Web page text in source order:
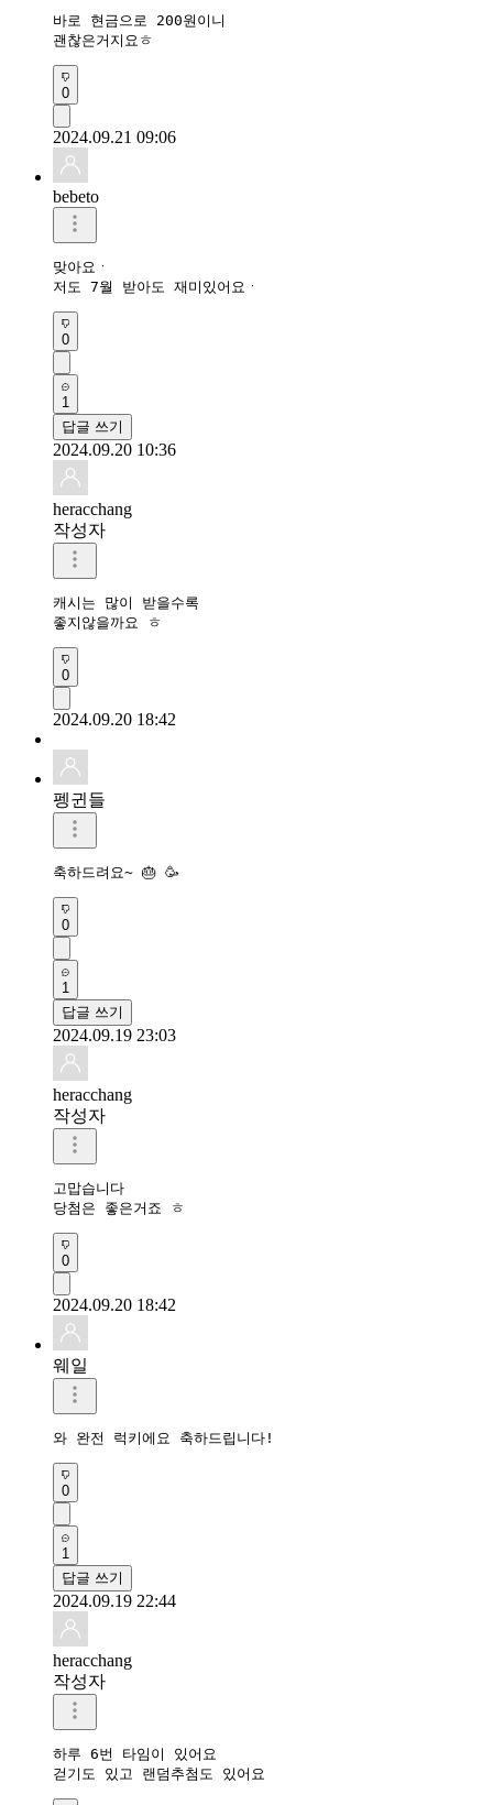
바로 현금으로 200원이니
괜찮은거지요ㅎ
0
2024.09.21 09:06
bebeto
맞아요ㆍ
저도 7월 받아도 재미있어요ㆍ
0
1
답글 쓰기
2024.09.20 10:36
heracchang
작성자
캐시는 많이 받을수록
좋지않을까요 ㅎ
0
2024.09.20 18:42
펭귄들
축하드려요~ 🎂 🥳
0
1
답글 쓰기
2024.09.19 23:03
heracchang
작성자
고맙습니다
당첨은 좋은거죠 ㅎ
0
2024.09.20 18:42
웨일
와 완전 럭키에요 축하드립니다!
0
1
답글 쓰기
2024.09.19 22:44
heracchang
작성자
하루 6번 타임이 있어요
걷기도 있고 랜덤추첨도 있어요